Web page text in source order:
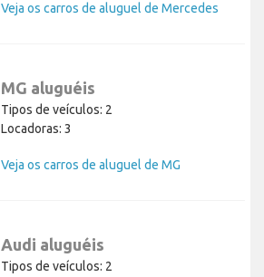
Veja os carros de aluguel de Mercedes
MG aluguéis
Tipos de veículos: 2
Locadoras: 3
Veja os carros de aluguel de MG
Audi aluguéis
Tipos de veículos: 2